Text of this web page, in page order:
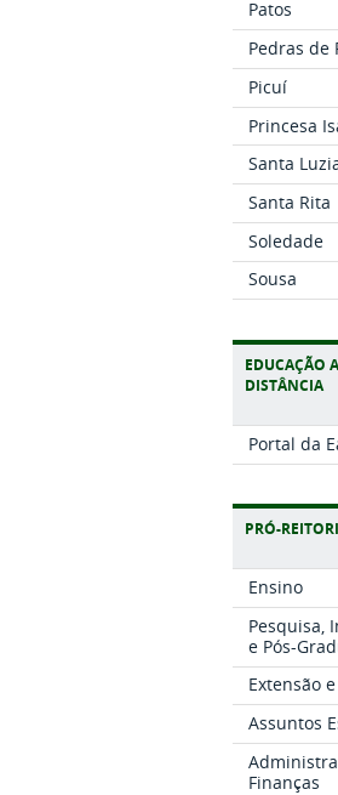
Patos
Pedras de
Picuí
Princesa
Santa
Santa Rita
Soledade
Sousa
EDUCAÇÃO A
DISTÂNCIA
Portal da
PRÓ-
Ensino
Pesquisa,
e Pós-
Extensão
Assuntos
Finanças